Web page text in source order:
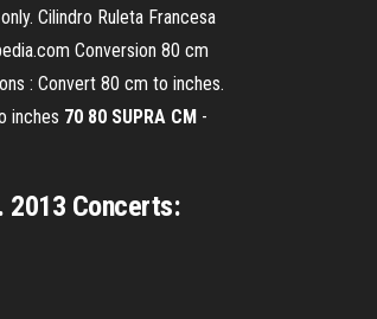
Cilindro Ruleta Francesa
Conversion 80 cm
: Convert 80 cm to inches.
inches 70 80 SUPRA CM -
2013 Concerts: